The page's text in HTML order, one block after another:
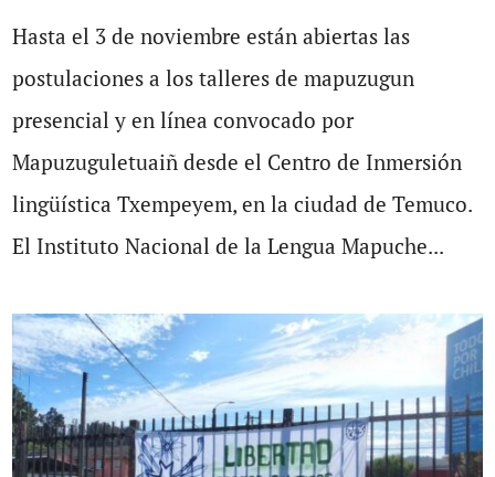
Hasta el 3 de noviembre están abiertas las
postulaciones a los talleres de mapuzugun
presencial y en línea convocado por
Mapuzuguletuaiñ desde el Centro de Inmersión
lingüística Txempeyem, en la ciudad de Temuco.
El Instituto Nacional de la Lengua Mapuche...